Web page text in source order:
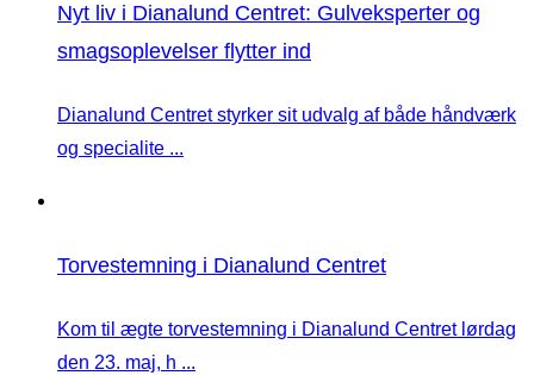
Nyt liv i Dianalund Centret: Gulveksperter og
smagsoplevelser flytter ind
Dianalund Centret styrker sit udvalg af både håndværk
og specialite ...
Torvestemning i Dianalund Centret
Kom til ægte torvestemning i Dianalund Centret lørdag
den 23. maj, h ...